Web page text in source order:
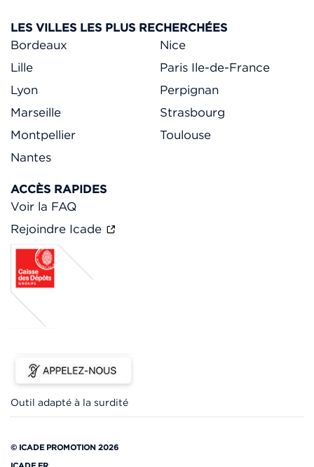
LES VILLES LES PLUS RECHERCHÉES
Bordeaux
Lille
Lyon
Marseille
Montpellier
Nantes
Nice
Paris Ile-de-France
Perpignan
Strasbourg
Toulouse
ACCÈS RAPIDES
Voir la FAQ
Rejoindre Icade
Outil adapté à la surdité
© ICADE PROMOTION 2026